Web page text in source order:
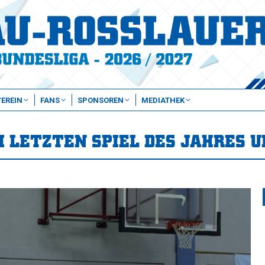
FANS SPONSOREN MEDIATHEK
SPIEL DES JAHRES